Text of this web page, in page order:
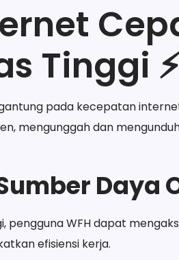
Tinggi
pada kecepatan
mengunggah dan
Daya
WFH dapat
efisiensi kerja.